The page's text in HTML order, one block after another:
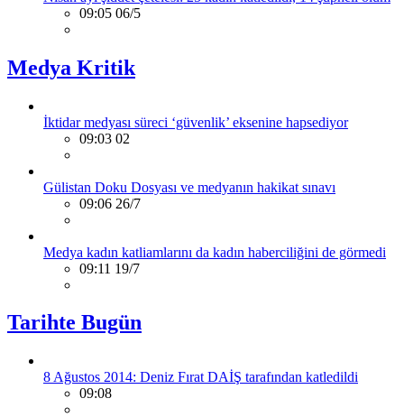
09:05 06/5
Medya Kritik
İktidar medyası süreci ‘güvenlik’ eksenine hapsediyor
09:03 02
Gülistan Doku Dosyası ve medyanın hakikat sınavı
09:06 26/7
Medya kadın katliamlarını da kadın haberciliğini de görmedi
09:11 19/7
Tarihte Bugün
8 Ağustos 2014: Deniz Fırat DAİŞ tarafından katledildi
09:08